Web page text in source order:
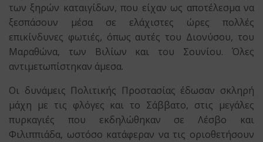
των ξηρών καταιγίδων, που είχαν ως αποτέλεσμα να
ξεσπάσουν μέσα σε ελάχιστες ώρες πολλές
επικίνδυνες φωτιές, όπως αυτές του Διονύσου, του
Μαραθώνα, των Βιλίων και του Σουνίου. Όλες
αντιμετωπίστηκαν άμεσα.
Οι δυνάμεις Πολιτικής Προστασίας έδωσαν σκληρή
μάχη με τις φλόγες και το Σάββατο, στις μεγάλες
πυρκαγιές που εκδηλώθηκαν σε Λέσβο και
Φιλιππιάδα, ωστόσο κατάφεραν να τις οριοθετήσουν